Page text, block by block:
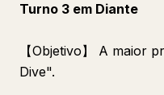
Turno 3 em Diante
【Objetivo】 A maior
Dive".